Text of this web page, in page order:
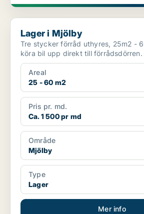
Lager i Mjölby
Lager i Mjölby
Tre stycker förråd uthyres, 25m2 - 60m2. Det
köra bil upp direkt till förrådsdörren.
Areal
25 - 60 m2
Pris pr. md.
Ca. 1 500 pr md
Område
Mjölby
Type
Lager
Mer info